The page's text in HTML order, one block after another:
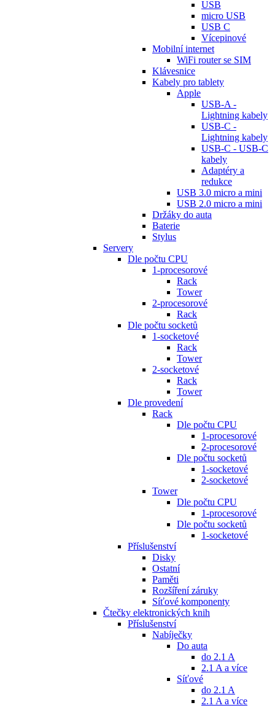
USB
micro USB
USB C
Vícepinové
Mobilní internet
WiFi router se SIM
Klávesnice
Kabely pro tablety
Apple
USB-A -
Lightning kabely
USB-C -
Lightning kabely
USB-C - USB-C
kabely
Adaptéry a
redukce
USB 3.0 micro a mini
USB 2.0 micro a mini
Držáky do auta
Baterie
Stylus
Servery
Dle počtu CPU
1-procesorové
Rack
Tower
2-procesorové
Rack
Dle počtu socketů
1-socketové
Rack
Tower
2-socketové
Rack
Tower
Dle provedení
Rack
Dle počtu CPU
1-procesorové
2-procesorové
Dle počtu socketů
1-socketové
2-socketové
Tower
Dle počtu CPU
1-procesorové
Dle počtu socketů
1-socketové
Příslušenství
Disky
Ostatní
Paměti
Rozšíření záruky
Síťové komponenty
Čtečky elektronických knih
Příslušenství
Nabíječky
Do auta
do 2.1 A
2.1 A a více
Síťové
do 2.1 A
2.1 A a více